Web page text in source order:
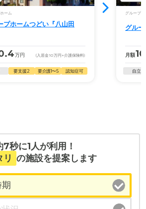
ーム
プホームつどい『八山田
万円 (入居金10万円 +介護保険料)
要支援2 要介護1〜5 認知症可
グループホ
グル
月額
自立
7秒に1人が利用！
リ の施設を提案します